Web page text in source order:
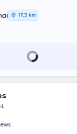
17,3 km